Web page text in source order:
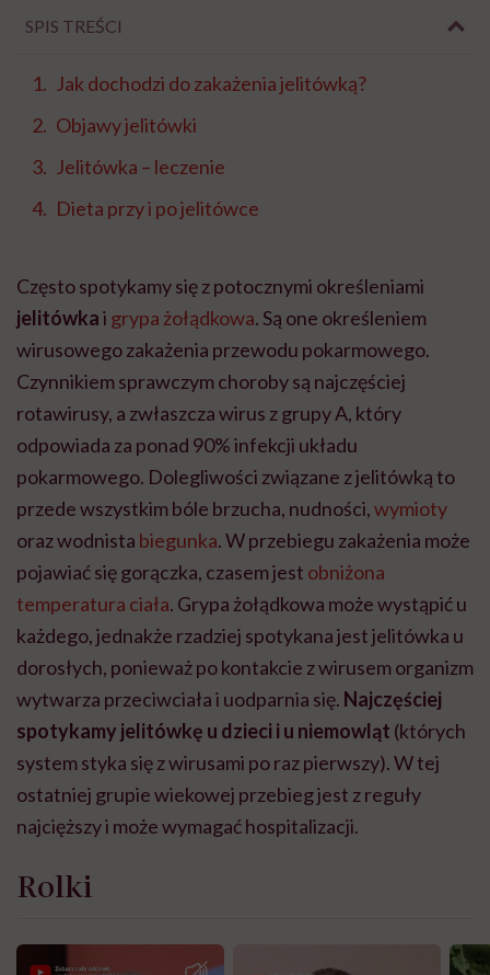
SPIS TREŚCI
Jak dochodzi do zakażenia jelitówką?
Objawy jelitówki
Jelitówka – leczenie
Dieta przy i po jelitówce
Często spotykamy się z potocznymi określeniami
jelitówkai grypa żołądkowa. Są one określeniem
wirusowego zakażenia przewodu pokarmowego.
Czynnikiem sprawczym choroby są najczęściej
rotawirusy, a zwłaszcza wirus z grupy A, który
odpowiada za ponad 90% infekcji układu
pokarmowego. Dolegliwości związane z jelitówką to
przede wszystkim bóle brzucha, nudności,wymioty
oraz wodnista biegunka. W przebiegu zakażenia może
pojawiać się gorączka, czasem jest obniżona
temperatura ciała. Grypa żołądkowa może wystąpić u
każdego, jednakże rzadziej spotykana jest jelitówka u
dorosłych, ponieważ po kontakcie z wirusem organizm
wytwarza przeciwciała i uodparnia się. Najczęściej
spotykamy jelitówkę u dzieci i u niemowląt (których
system styka się z wirusami po raz pierwszy). W tej
ostatniej grupie wiekowej przebieg jest z reguły
najcięższy i może wymagać hospitalizacji.
Rolki